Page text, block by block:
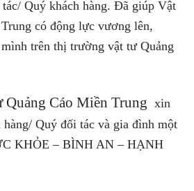
Quý khách hàng. Đã giúp Vật
có động lực vương lên,
trên thị trường vật tư Quảng
Quảng Cáo Miền Trung xin
Quý đối tác và gia đình một
KHỎE – BÌNH AN – HẠNH